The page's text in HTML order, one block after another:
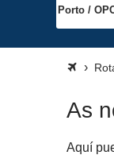
As
Aquí